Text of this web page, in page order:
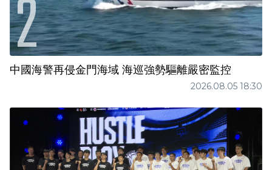
中國海警再侵金門海域 海巡強勢驅離嚴密監控
2026.08.05 18:30